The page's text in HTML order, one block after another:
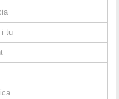
i tu